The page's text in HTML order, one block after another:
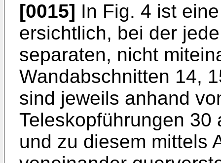
[0015] In Fig. 4 ist
ersichtlich, bei der
separaten, nicht
Wandabschnitten 14,
sind jeweils anhand
Teleskopführungen 30
und zu diesem mittels